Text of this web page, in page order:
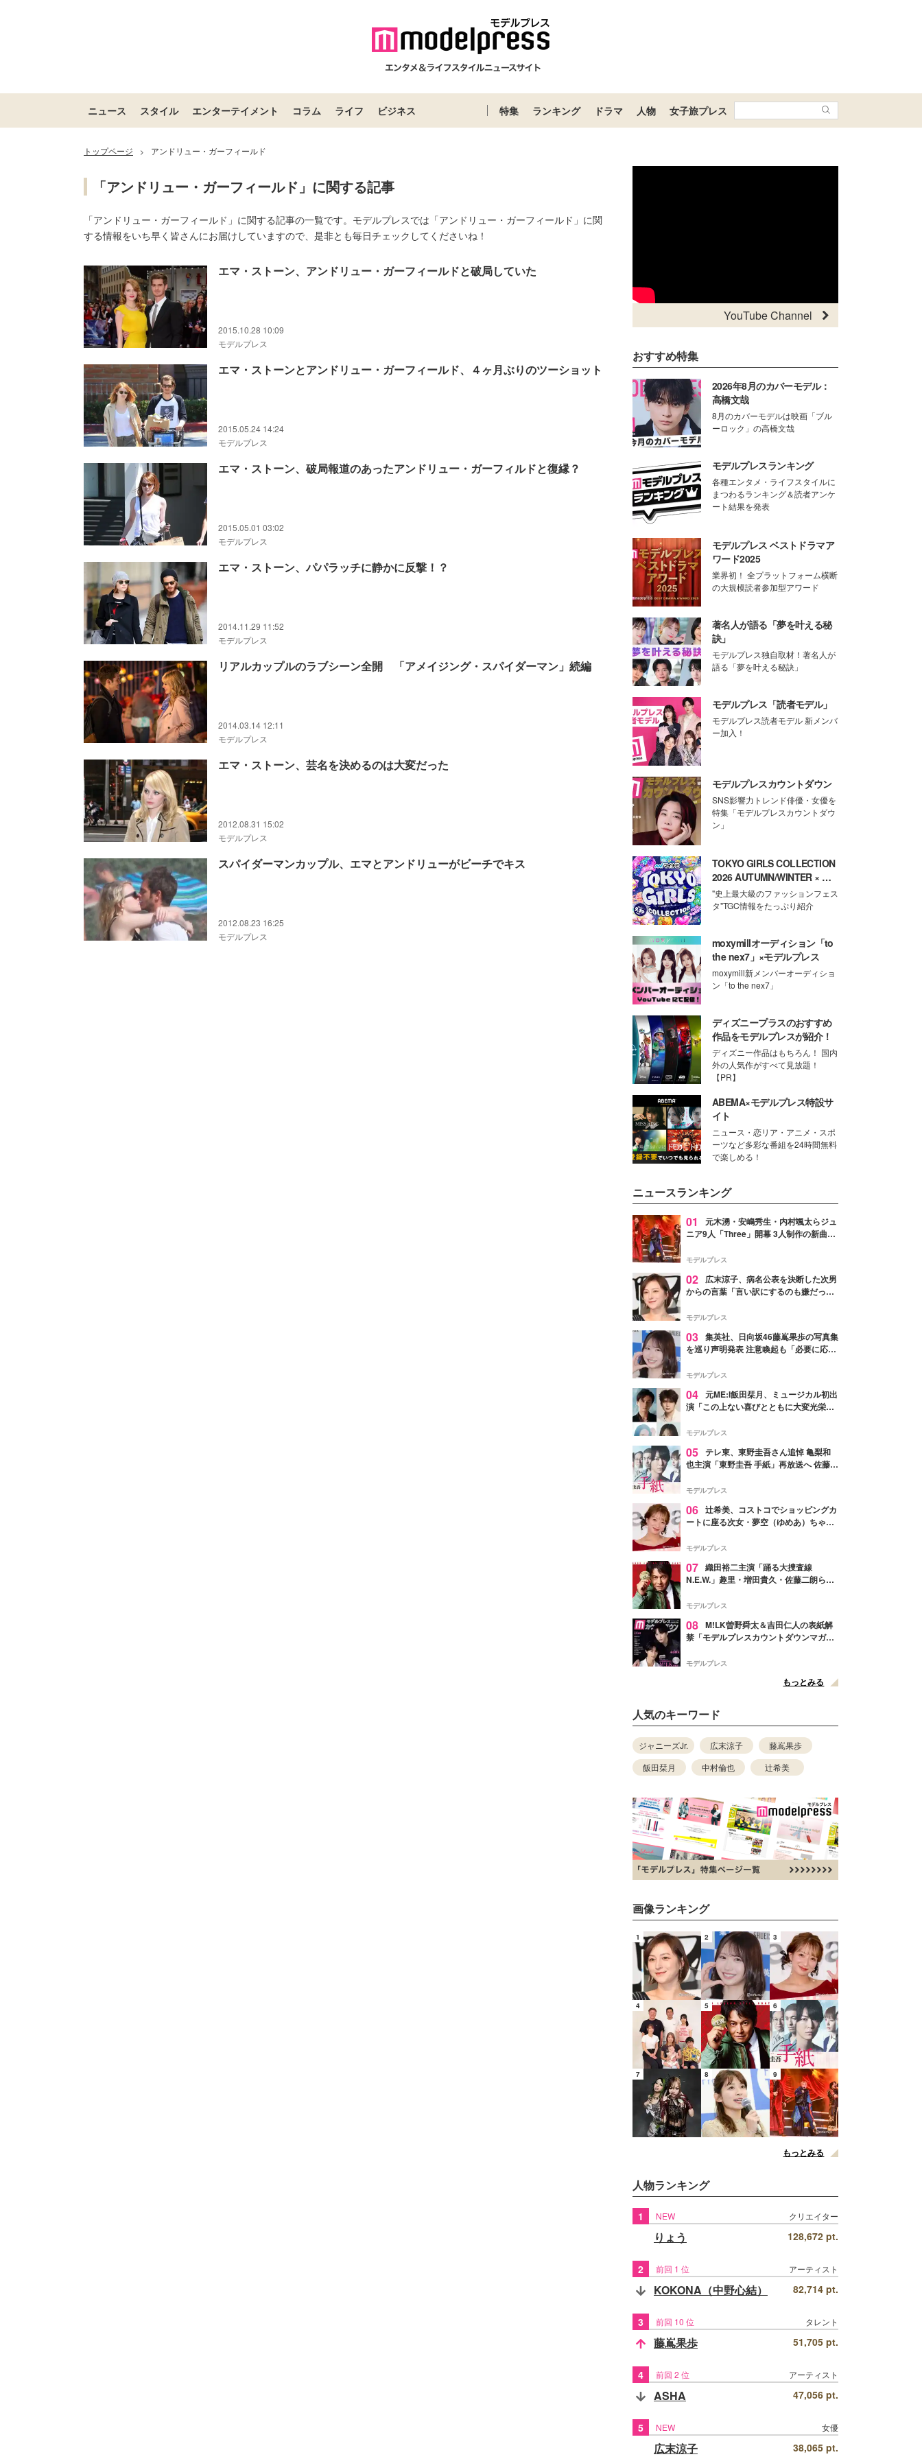
ニュース スタイル エンターテイメント コラム ライフ ビジネス 特集 ランキング ドラマ 人物 女子旅プレス
トップページ > アンドリュー・ガーフィールド
「アンドリュー・ガーフィールド」に関する記事
「アンドリュー・ガーフィールド」に関する記事の一覧です。モデルプレスでは「アンドリュー・ガーフィールド」に関
する情報をいち早く皆さんにお届けしていますので、是非とも毎日チェックしてくださいね！
エマ・ストーン、アンドリュー・ガーフィールドと破局していた
2015.10.28 10:09
モデルプレス
エマ・ストーンとアンドリュー・ガーフィールド、４ヶ月ぶりのツーショット
2015.05.24 14:24
モデルプレス
エマ・ストーン、破局報道のあったアンドリュー・ガーフィルドと復縁？
2015.05.01 03:02
モデルプレス
エマ・ストーン、パパラッチに静かに反撃！？
2014.11.29 11:52
モデルプレス
リアルカップルのラブシーン全開 「アメイジング・スパイダーマン」続編
2014.03.14 12:11
モデルプレス
エマ・ストーン、芸名を決めるのは大変だった
2012.08.31 15:02
モデルプレス
スパイダーマンカップル、エマとアンドリューがビーチでキス
2012.08.23 16:25
モデルプレス
YouTube Channel
おすすめ特集
2026年8月のカバーモデル：
高橋文哉
8月のカバーモデルは映画「ブル
ーロック」の高橋文哉
モデルプレスランキング
各種エンタメ・ライフスタイルに
まつわるランキング＆読者アンケ
ート結果を発表
モデルプレス ベストドラマア
ワード2025
業界初！ 全プラットフォーム横断
の大規模読者参加型アワード
著名人が語る「夢を叶える秘
訣」
モデルプレス独自取材！著名人が
語る「夢を叶える秘訣」
モデルプレス「読者モデル」
モデルプレス読者モデル 新メンバ
ー加入！
モデルプレスカウントダウン
SNS影響力トレンド俳優・女優を
特集「モデルプレスカウントダウ
ン」
TOKYO GIRLS COLLECTION
2026 AUTUMN/WINTER × モ
デルプレス
"史上最大級のファッションフェス
タ"TGC情報をたっぷり紹介
moxymillオーディション「to
the nex7」×モデルプレス
moxymill新メンバーオーディショ
ン「to the nex7」
ディズニープラスのおすすめ
作品をモデルプレスが紹介！
ディズニー作品はもちろん！ 国内
外の人気作がすべて見放題！
【PR】
ABEMA×モデルプレス特設サ
イト
ニュース・恋リア・アニメ・スポ
ーツなど多彩な番組を24時間無料
で楽しめる！
ニュースランキング
01
元木湧・安嶋秀生・内村颯太らジュ
ニア9人「Three」開幕 3人制作の新曲＆
進んで夢を掴みたい」【ゲネプロレポ】
モデルプレス
02
広末涼子、病名公表を決断した次男
からの言葉「言い訳にするのも嫌だっ
モデルプレス
03 集英社、日向坂46藤嶌果歩の写真集
を巡り声明発表 注意喚起も「必要に応じ
モデルプレス
04 元ME:I飯田栞月、ミュージカル初出
演「この上ない喜びとともに大変光栄」
ャスト発表
モデルプレス
05 テレ東、東野圭吾さん追悼 亀梨和
也主演「東野圭吾 手紙」再放送へ 佐藤隆
モデルプレス
06 辻希美、コストコでショッピングカ
ートに座る次女・夢空（ゆめあ）ちゃん
ぎ」「成長を感じる」の声
モデルプレス
07 織田裕二主演「踊る大捜査線
N.E.W.」趣里・増田貴久・佐藤二朗ら新
徴する“謎のキーワード”も
モデルプレス
08 M!LK曽野舜太＆吉田仁人の表紙解
禁「モデルプレスカウントダウンマガジ
モデルプレス
もっとみる
人気のキーワード
ジャニーズJr. 広末涼子
藤嶌果歩
飯田栞月
中村倫也 辻希美
画像ランキング
1 2 3
4 5 6
7 8 9
もっとみる
人物ランキング
1 NEW クリエイター
りょう 128,672 pt.
2 前回 1 位 アーティスト
KOKONA（中野心結） 82,714 pt.
3 前回 10 位 タレント
藤嶌果歩 51,705 pt.
4 前回 2 位 アーティスト
ASHA 47,056 pt.
5 NEW 女優
広末涼子 38,065 pt.